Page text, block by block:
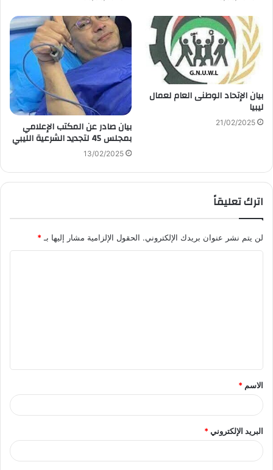
بيان الإتحاد الوطنى العام لعمال
ليبيا
21/02/2025 بيان صادر عن المكتب الإعلامي
بمجلس 45 لتجديد الشرعية الليبي
13/02/2025
اترك تعليقاً
لن يتم نشر عنوان بريدك الإلكتروني. الحقول الإلزامية مشار إليها بـ*
ق
*
الاسم *
البريد الإلكتروني*